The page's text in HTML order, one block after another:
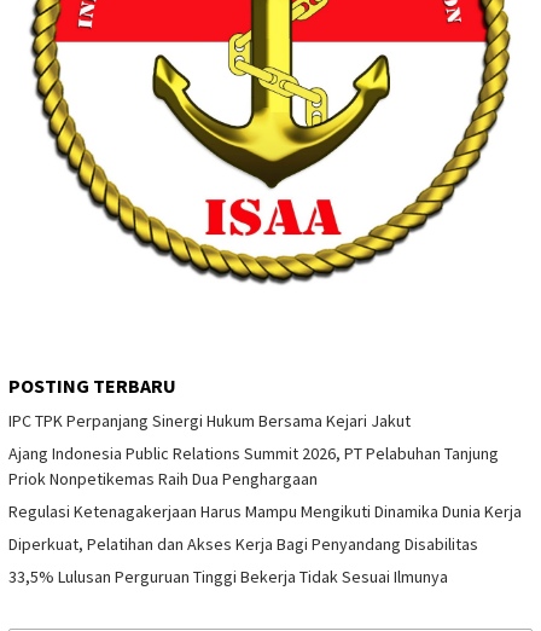
POSTING TERBARU
IPC TPK Perpanjang Sinergi Hukum Bersama Kejari Jakut
Ajang Indonesia Public Relations Summit 2026, PT Pelabuhan Tanjung
Priok Nonpetikemas Raih Dua Penghargaan
Regulasi Ketenagakerjaan Harus Mampu Mengikuti Dinamika Dunia Kerja
Diperkuat, Pelatihan dan Akses Kerja Bagi Penyandang Disabilitas
33,5% Lulusan Perguruan Tinggi Bekerja Tidak Sesuai Ilmunya